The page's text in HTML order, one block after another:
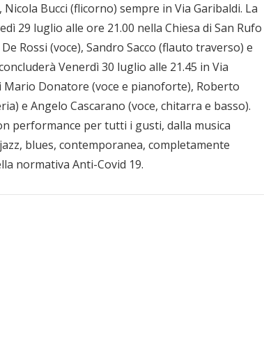
Bucci (flicorno) sempre in Via Garibaldi. La
29 luglio alle ore 21.00 nella Chiesa di San Rufo
Rossi (voce), Sandro Sacco (flauto traverso) e
Venerdì 30 luglio alle 21.45 in Via
Mario Donatore (voce e pianoforte), Roberto
e Angelo Cascarano (voce, chitarra e basso).
performance per tutti i gusti, dalla musica
blues, contemporanea, completamente
normativa Anti-Covid 19.